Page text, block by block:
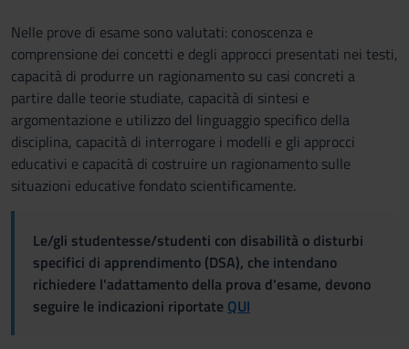
Nelle prove di esame sono valutati: conoscenza e
comprensione dei concetti e degli approcci presentati nei testi,
capacità di produrre un ragionamento su casi concreti a
partire dalle teorie studiate, capacità di sintesi e
argomentazione e utilizzo del linguaggio specifico della
disciplina, capacità di interrogare i modelli e gli approcci
educativi e capacità di costruire un ragionamento sulle
situazioni educative fondato scientificamente.
Le/gli studentesse/studenti con disabilità o disturbi
specifici di apprendimento (DSA), che intendano
richiedere l'adattamento della prova d'esame, devono
seguire le indicazioni riportate QUI